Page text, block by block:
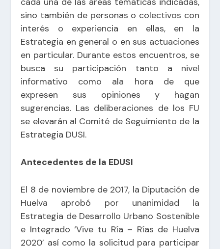
sino también de personas o colectivos con
interés o experiencia en ellas, en la
Estrategia en general o en sus actuaciones
en particular. Durante estos encuentros, se
busca su participación tanto a nivel
informativo como ala hora de que
expresen sus opiniones y hagan
sugerencias. Las deliberaciones de los FU
se elevarán al Comité de Seguimiento de la
Estrategia DUSI.
Antecedentes de la EDUSI
El 8 de noviembre de 2017, la Diputación de
Huelva aprobó por unanimidad la
Estrategia de Desarrollo Urbano Sostenible
e Integrado ‘Vive tu Ría – Rías de Huelva
2020’ así como la solicitud para participar